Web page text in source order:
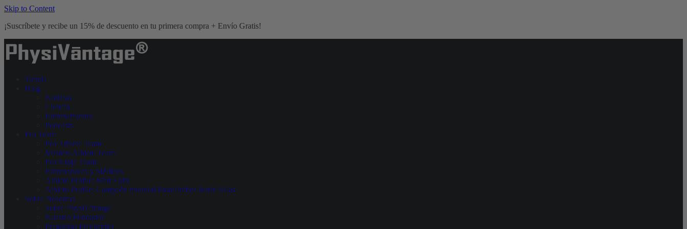
Skip to Content
¡Suscríbete y recibe un 15% de descuento en tu primera compra + Envío Gratis!
Tienda
Blog
Noticias
Ciencia
Entrenamiento
Podcasts
Pro Team
Pro Athlete Team
Masters Athlete Team
Pro Ninja Team
Entrenadores y Médicos
Athlete Profile: Matt Fultz
Athlete Profile: Campeón mundial Paraclimber Justin Salas
Sobre Nosotros
Sobre PhysiVāntage
Nuestro Fundador
Preguntas Frecuentes